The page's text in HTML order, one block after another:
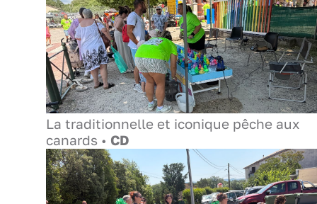
La traditionnelle et iconique pêche aux
canards • CD